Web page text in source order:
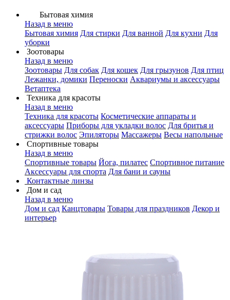
Бытовая химия
Назад в меню
Бытовая химия Для стирки Для ванной Для кухни Для
уборки
Зоотовары
Назад в меню
Зоотовары Для собак Для кошек Для грызунов Для птиц
Лежанки, домики Переноски Аквариумы и аксессуары
Ветаптека
Техника для красоты
Назад в меню
Техника для красоты Косметические аппараты и
аксессуары Приборы для укладки волос Для бритья и
стрижки волос Эпиляторы Массажеры Весы напольные
Спортивные товары
Назад в меню
Спортивные товары Йога, пилатес Спортивное питание
Аксессуары для спорта Для бани и сауны
Контактные линзы
Дом и сад
Назад в меню
Дом и сад Канцтовары Товары для праздников Декор и
интерьер